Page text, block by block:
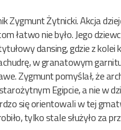
Zygmunt Żytnicki. Akcja
łatwo nie było. Jego
dansing, gdzie z
w granatowym
Zygmunt pomyślał, że
Egipcie, a nie w
się orientowali w tej
tylko stale służyło za